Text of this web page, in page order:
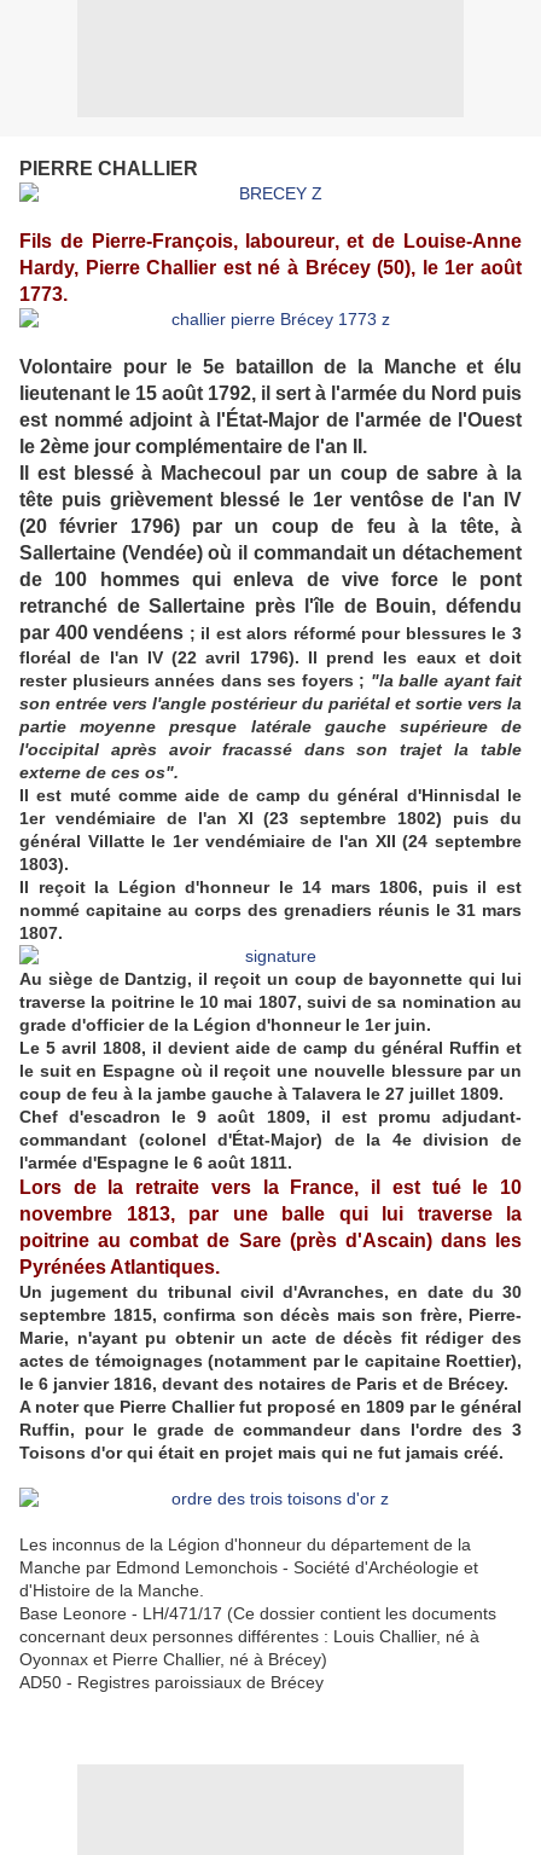
PIERRE CHALLIER
Fils de Pierre-François, laboureur, et de Louise-Anne
Hardy, Pierre Challier est né à Brécey (50), le 1er août
1773.
Volontaire pour le 5e bataillon de la Manche et élu
lieutenant le 15 août 1792, il sert à l'armée du Nord puis
est nommé adjoint à l'État-Major de l'armée de l'Ouest
le 2ème jour complémentaire de l'an II.
Il est blessé à Machecoul par un coup de sabre à la
tête puis grièvement blessé le 1er ventôse de l'an IV
(20 février 1796) par un coup de feu à la tête, à
Sallertaine (Vendée) où il commandait un détachement
de 100 hommes qui enleva de vive force le pont
retranché de Sallertaine près l'île de Bouin, défendu
par 400 vendéens ; il est alors réformé pour blessures le 3
floréal de l'an IV (22 avril 1796). Il prend les eaux et doit
rester plusieurs années dans ses foyers ; "la balle ayant fait
son entrée vers l'angle postérieur du pariétal et sortie vers la
partie moyenne presque latérale gauche supérieure de
l'occipital après avoir fracassé dans son trajet la table
externe de ces os".
Il est muté comme aide de camp du général d'Hinnisdal le
1er vendémiaire de l'an XI (23 septembre 1802) puis du
général Villatte le 1er vendémiaire de l'an XII (24 septembre
1803).
Il reçoit la Légion d'honneur le 14 mars 1806, puis il est
nommé capitaine au corps des grenadiers réunis le 31 mars
1807.
Au siège de Dantzig, il reçoit un coup de bayonnette qui lui
traverse la poitrine le 10 mai 1807, suivi de sa nomination au
grade d'officier de la Légion d'honneur le 1er juin.
Le 5 avril 1808, il devient aide de camp du général Ruffin et
le suit en Espagne où il reçoit une nouvelle blessure par un
coup de feu à la jambe gauche à Talavera le 27 juillet 1809.
Chef d'escadron le 9 août 1809, il est promu adjudant-
commandant (colonel d'État-Major) de la 4e division de
l'armée d'Espagne le 6 août 1811.
Lors de la retraite vers la France, il est tué le 10
novembre 1813, par une balle qui lui traverse la
poitrine au combat de Sare (près d'Ascain) dans les
Pyrénées Atlantiques.
Un jugement du tribunal civil d'Avranches, en date du 30
septembre 1815, confirma son décès mais son frère, Pierre-
Marie, n'ayant pu obtenir un acte de décès fit rédiger des
actes de témoignages (notamment par le capitaine Roettier),
le 6 janvier 1816, devant des notaires de Paris et de Brécey.
A noter que Pierre Challier fut proposé en 1809 par le général
Ruffin, pour le grade de commandeur dans l'ordre des 3
Toisons d'or qui était en projet mais qui ne fut jamais créé.
Les inconnus de la Légion d'honneur du département de la
Manche par Edmond Lemonchois - Société d'Archéologie et
d'Histoire de la Manche.
Base Leonore - LH/471/17 (Ce dossier contient les documents
concernant deux personnes différentes : Louis Challier, né à
Oyonnax et Pierre Challier, né à Brécey)
AD50 - Registres paroissiaux de Brécey